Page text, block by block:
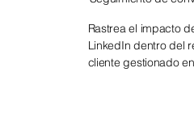
Rastrea el impacto
LinkedIn dentro del
cliente gestionado